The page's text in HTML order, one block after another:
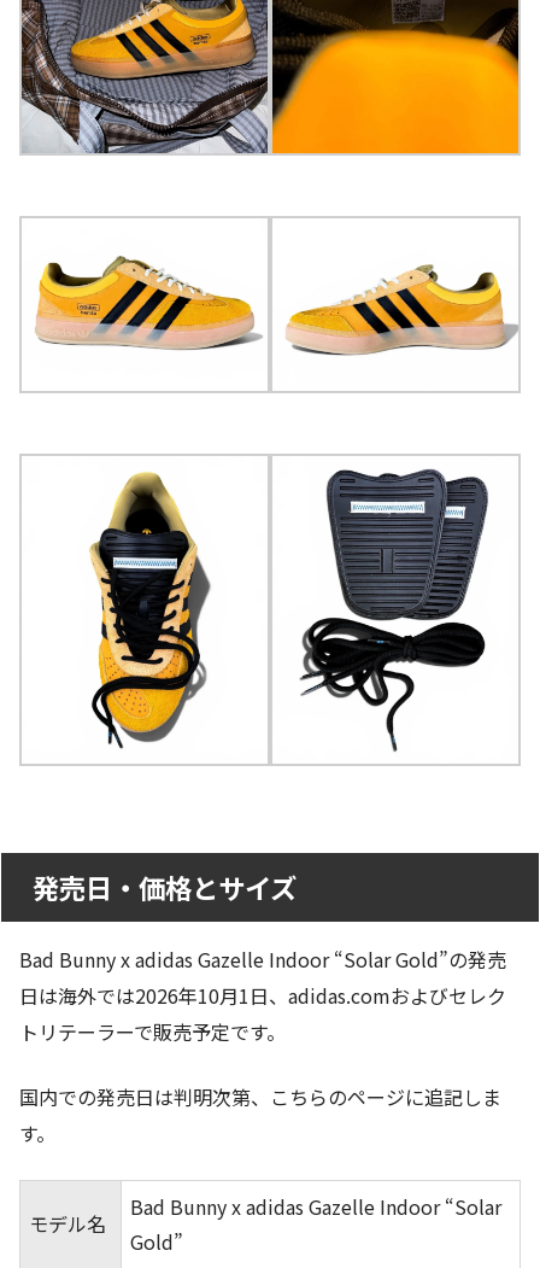
発売日・価格とサイズ
Bad Bunny x adidas Gazelle Indoor “Solar Gold”の発売
日は海外では2026年10月1日、adidas.comおよびセレク
トリテーラーで販売予定です。
国内での発売日は判明次第、こちらのページに追記しま
す。
モデル名
Bad Bunny x adidas Gazelle Indoor “Solar
Gold”